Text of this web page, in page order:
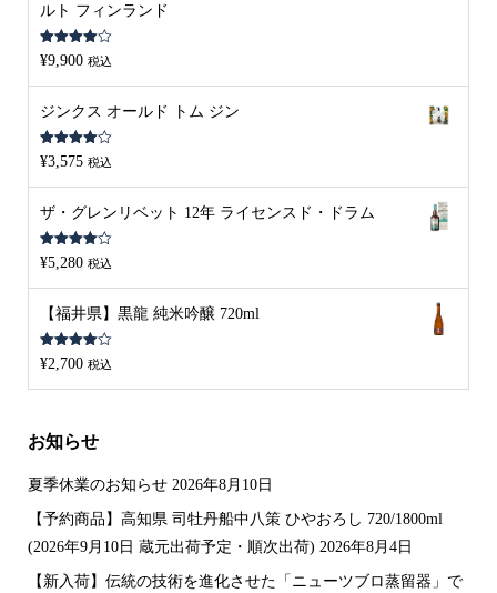
ルト フィンランド
5段階中
4.00の評
¥9,900 税込
ジンクス オールド トム ジン
5段階中
4.00の評
¥3,575 税込
ザ・グレンリベット 12年 ライセンスド・ドラム
5段階中
4.00の評
¥5,280 税込
【福井県】黒龍 純米吟醸 720ml
5段階中
4.00の評
¥2,700 税込
お知らせ
夏季休業のお知らせ 2026年8月10日
【予約商品】高知県 司牡丹船中八策 ひやおろし 720/1800ml
(2026年9月10日 蔵元出荷予定・順次出荷) 2026年8月4日
【新入荷】伝統の技術を進化させた「ニューツブロ蒸留器」で